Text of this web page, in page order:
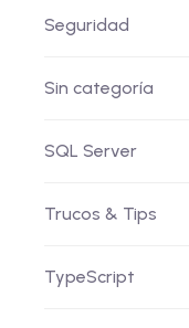
Seguridad
Sin categoría
SQL Server
Trucos & Tips
TypeScript